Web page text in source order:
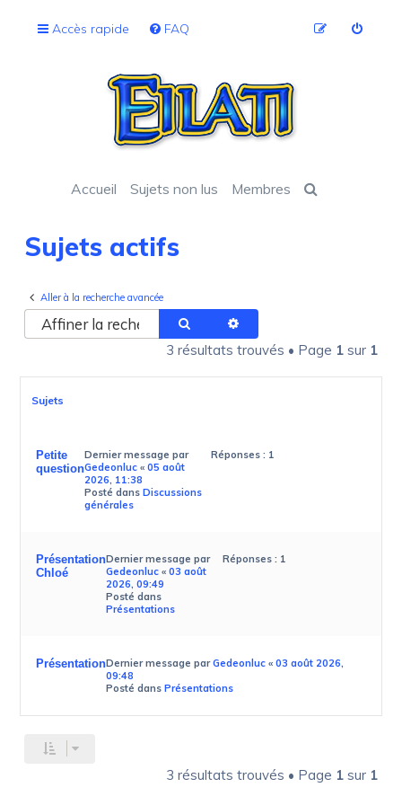
Accès rapide FAQ
Accueil Sujets non lus Membres
Sujets actifs
Aller à la recherche avancée
Rechercher
3 résultats trouvés • Page 1sur 1
Sujets
Petite
question
Dernier message par
Gedeonluc« 05 août
2026, 11:38
Posté dans Discussions
générales
Réponses : 1
Présentation
Chloé
Dernier message par
Gedeonluc« 03 août
2026, 09:49
Posté dans
Présentations
Réponses : 1
PrésentationDernier message parGedeonluc« 03 août 2026,
09:48
Posté dans Présentations
3 résultats trouvés • Page 1sur 1